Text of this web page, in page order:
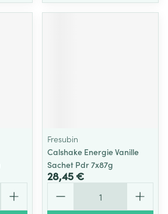
Fresubin
Calshake Energie Vanille
Sachet Pdr 7x87g
28,45 €